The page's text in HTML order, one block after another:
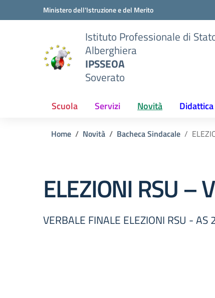
Vai ai contenuti
Vai al menu di navigazioneMinistero dell'Istruzione e del Merito
Istituto Professionale di
Alberghiera
IPSSEOA
Soverato
Scuola Servizi Novità Didattica
Home Novità Bacheca Sindacale
ELEZIONI RSU –
VERBALE FINALE ELEZIONI RSU -